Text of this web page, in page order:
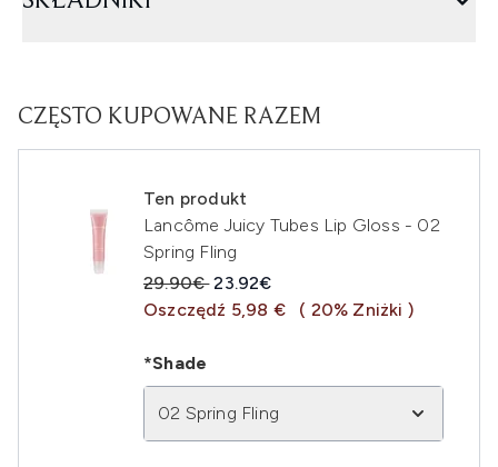
CZĘSTO KUPOWANE RAZEM
Ten produkt
Lancôme Juicy Tubes Lip Gloss - 02
Spring Fling
Sugerowana cena detaliczna:
29.90€Aktualna cena:
23.92€
Oszczędź 5,98 €
( 20% Zniżki )
*Shade
02 Spring Fling